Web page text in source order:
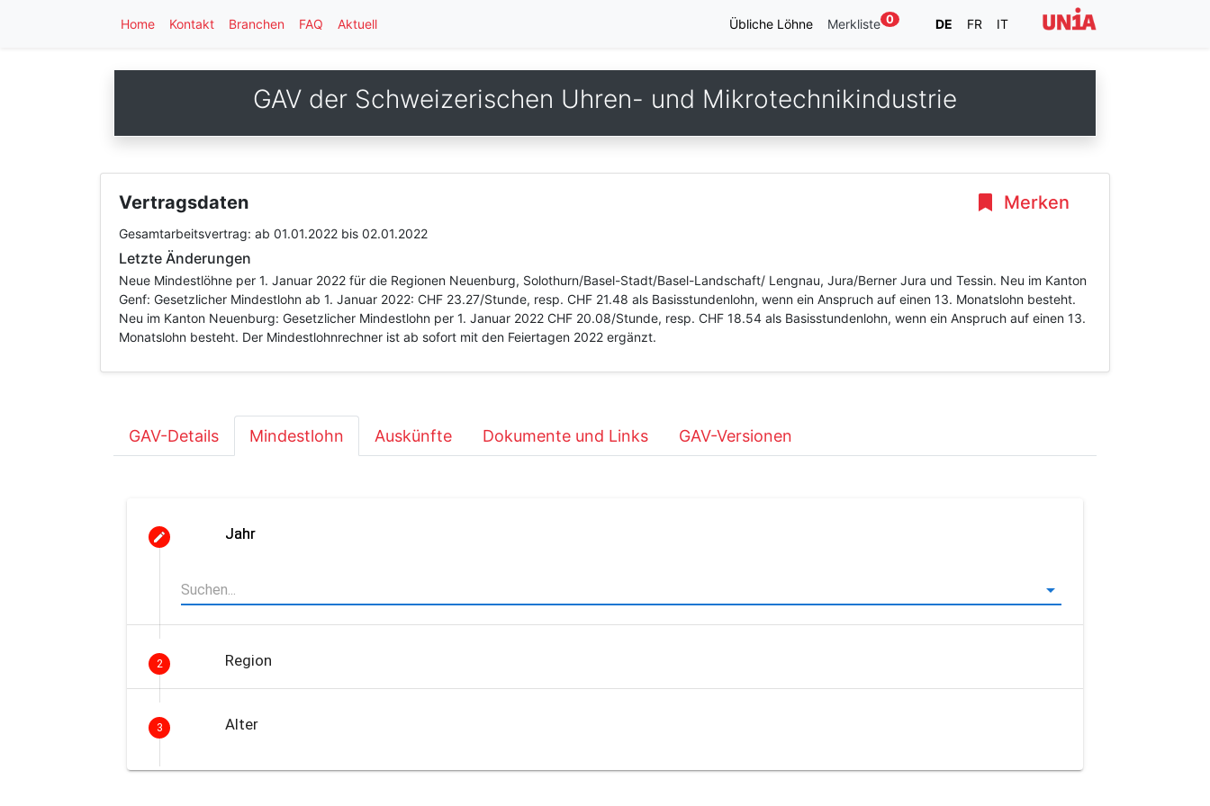
Home Kontakt Branchen FAQ Aktuell Übliche Löhne Merkliste 0 DE FR IT
GAV der Schweizerischen Uhren- und Mikrotechnikindustrie
Merken
Vertragsdaten
Gesamtarbeitsvertrag: ab 01.01.2022 bis 02.01.2022
Letzte Änderungen
Neue Mindestlöhne per 1. Januar 2022 für die Regionen Neuenburg, Solothurn/Basel-Stadt/Basel-Landschaft/ Lengnau, Jura/Berner Jura und Tessin. Neu im Kanton
Genf: Gesetzlicher Mindestlohn ab 1. Januar 2022: CHF 23.27/Stunde, resp. CHF 21.48 als Basisstundenlohn, wenn ein Anspruch auf einen 13. Monatslohn besteht.
Neu im Kanton Neuenburg: Gesetzlicher Mindestlohn per 1. Januar 2022 CHF 20.08/Stunde, resp. CHF 18.54 als Basisstundenlohn, wenn ein Anspruch auf einen 13.
Monatslohn besteht. Der Mindestlohnrechner ist ab sofort mit den Feiertagen 2022 ergänzt.
GAV-Details Mindestlohn Auskünfte Dokumente und Links GAV-Versionen
Jahr
2 Region
3 Alter